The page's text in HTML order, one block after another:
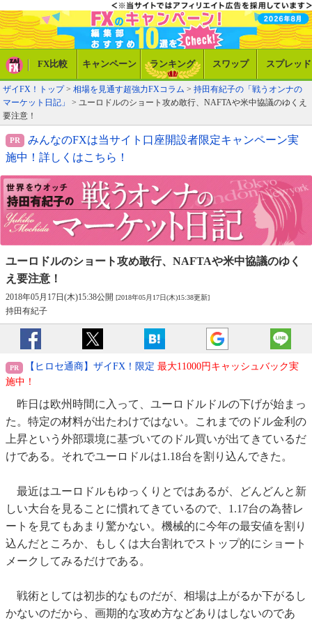
FX比較 キャンペーン ランキング スワップ スプレッド
ザイFX！トップ> 相場を見通す超強力FXコラム > 持田有紀子の「戦うオンナの
マーケット日記」
> ユーロドルのショート攻め敢行、NAFTAや米中協議のゆくえ
要注意！
みんなのFXは当サイト口座開設者限定キャンペーン実
施中！詳しくはこちら！
ユーロドルのショート攻め敢行、 NAFTAや米中協議のゆく
え要注意！
2018年05月17日(木)15:38公開 [2018年05月17日(木)15:38更新]
持田有紀子
【ヒロセ通商】ザイFX！限定 最大11000円キャッシュバック実
施中！
昨日は欧州時間に入って、ユーロドルドルの下げが始まっ
た。特定の材料が出たわけではない。これまでのドル金利の
上昇という外部環境に基づいてのドル買いが出てきているだ
けである。それでユーロドルは1.18台を割り込んできた。
最近はユーロドルもゆっくりとではあるが、どんどんと新
しい大台を見ることに慣れてきているので、1.17台の為替レ
ートを見てもあまり驚かない。機械的に今年の最安値を割り
込んだところか、もしくは大台割れでストップ的にショート
メークしてみるだけである。
戦術としては初歩的なものだが、相場は上がるか下がるし
かないのだから、画期的な攻め方などありはしないのであ